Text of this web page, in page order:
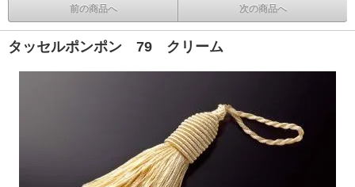
前の商品へ 次の商品へ
タッセルポンポン 79 クリーム